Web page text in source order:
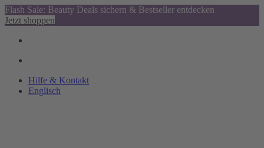
Flash Sale: Beauty Deals sichern & Bestseller entdecken
Jetzt shoppen
Hilfe & Kontakt
Englisch